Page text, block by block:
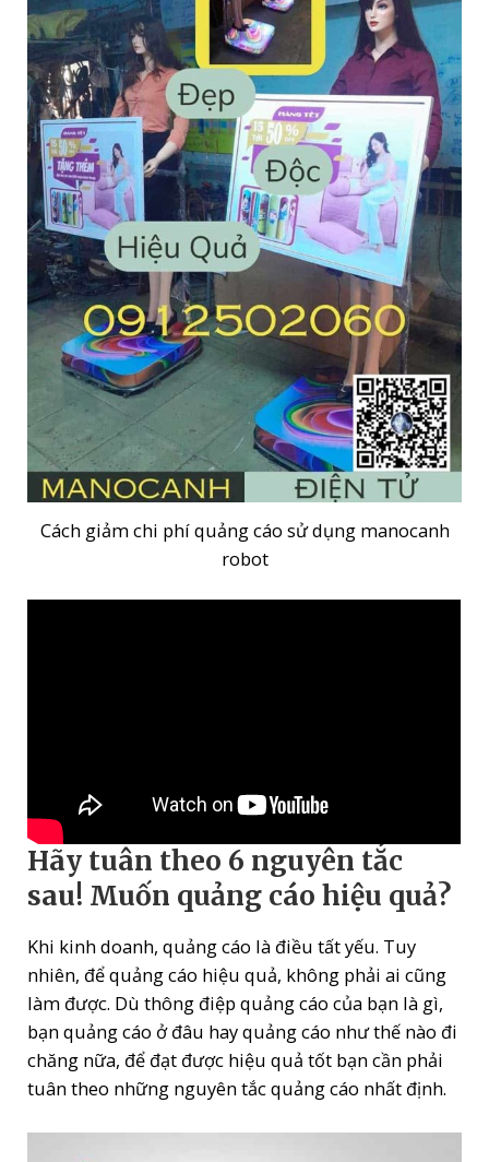
Cách giảm chi phí quảng cáo sử dụng manocanh
robot
Hãy tuân theo 6 nguyên tắc
sau! Muốn quảng cáo hiệu quả?
Khi kinh doanh, quảng cáo là điều tất yếu. Tuy
nhiên, để quảng cáo hiệu quả, không phải ai cũng
làm được. Dù thông điệp quảng cáo của bạn là gì,
bạn quảng cáo ở đâu hay quảng cáo như thế nào đi
chăng nữa, để đạt được hiệu quả tốt bạn cần phải
tuân theo những nguyên tắc quảng cáo nhất định.